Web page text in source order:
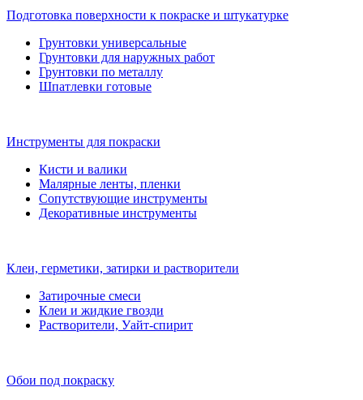
Подготовка поверхности к покраске и штукатурке
Грунтовки универсальные
Грунтовки для наружных работ
Грунтовки по металлу
Шпатлевки готовые
Инструменты для покраски
Кисти и валики
Малярные ленты, пленки
Сопутствующие инструменты
Декоративные инструменты
Клеи, герметики, затирки и растворители
Затирочные смеси
Клеи и жидкие гвозди
Растворители, Уайт-спирит
Обои под покраску